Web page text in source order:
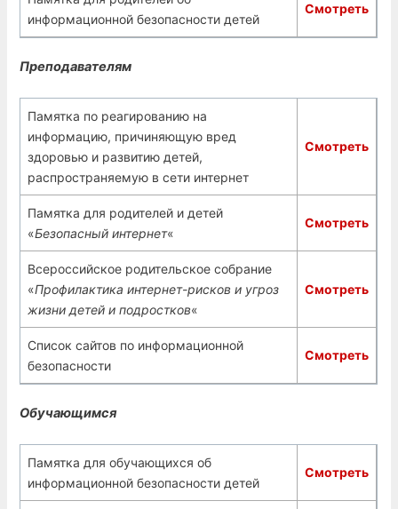
информационной безопасности детей
Смотреть
Преподавателям
Памятка по реагированию на
информацию, причиняющую вред
здоровью и развитию детей,
распространяемую в сети интернет
Смотреть
Памятка для родителей и детей
«Безопасный интернет«
Смотреть
Всероссийское родительское собрание
«Профилактика интернет-рисков и угроз
жизни детей и подростков«
Смотреть
Список сайтов по информационной
безопасности
Смотреть
Обучающимся
Памятка для обучающихся об
информационной безопасности детей
Смотреть